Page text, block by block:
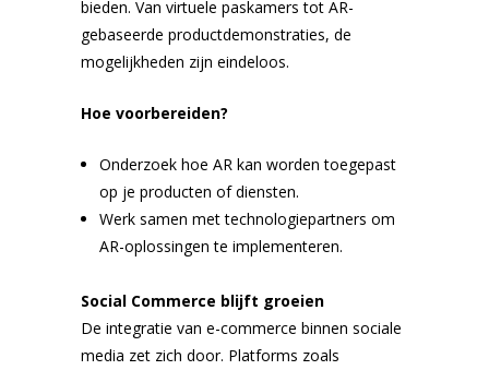
bieden. Van virtuele paskamers tot AR-
gebaseerde productdemonstraties, de
mogelijkheden zijn eindeloos.
Hoe voorbereiden?
Onderzoek hoe AR kan worden toegepast
op je producten of diensten.
Werk samen met technologiepartners om
AR-oplossingen te implementeren.
Social Commerce blijft groeien
De integratie van e-commerce binnen sociale
media zet zich door. Platforms zoals